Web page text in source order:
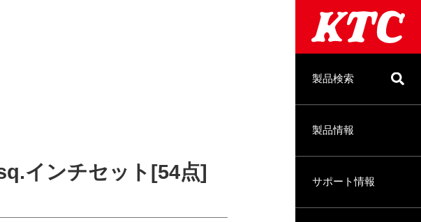
製品検索
製品情報
サポート情報
インチセット[54点]